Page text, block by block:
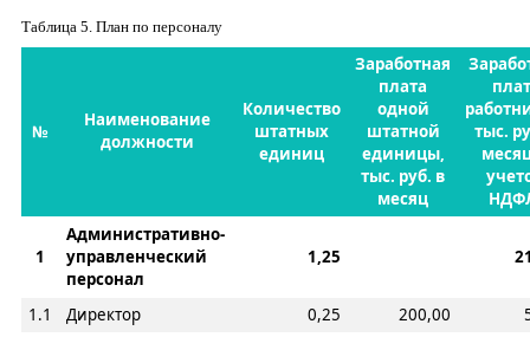
Таблица 5 . План по персоналу
№
Наименование
должности
Количество
штатных
единиц
Заработная
плата
одной
штатной
единицы,
тыс. руб. в
месяц
тыс.
1
Административно-
управленческий
персонал
1,25
1.1 Директор 0,25 200,00